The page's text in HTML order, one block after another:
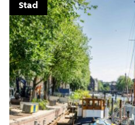
Meld je aan
update
Blijf moeiteloos op de
reilen en zeilen rond
kademuren in
onze updates en je
Stad